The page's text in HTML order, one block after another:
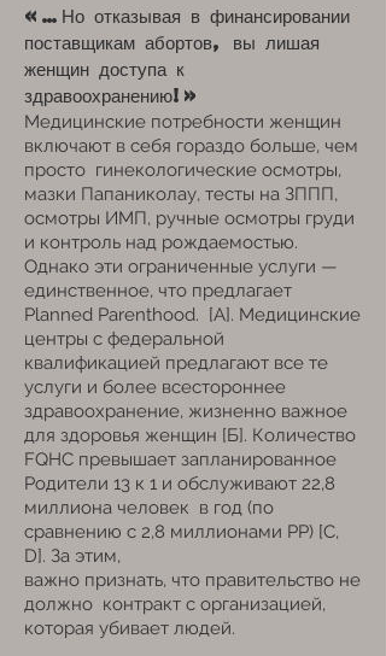
«…Но отказывая в финансировании
поставщикам абортов, вы лишая
женщин доступа к
здравоохранению!»
Медицинские потребности женщин
включают в себя гораздо больше, чем
просто гинекологические осмотры,
мазки Папаниколау, тесты на ЗППП,
осмотры ИМП, ручные осмотры груди
и контроль над рождаемостью.
Однако эти ограниченные услуги —
единственное, что предлагает
Planned Parenthood. [А]. Медицинские
центры с федеральной
квалификацией предлагают все те
услуги и более всестороннее
здравоохранение, жизненно важное
для здоровья женщин [Б]. Количество
FQHC превышает запланированное
Родители 13 к 1 и обслуживают 22,8
миллиона человек в год (по
сравнению с 2,8 миллионами PP) [C,
D]. За этим,
важно признать, что правительство не
должно контракт с организацией,
которая убивает людей.